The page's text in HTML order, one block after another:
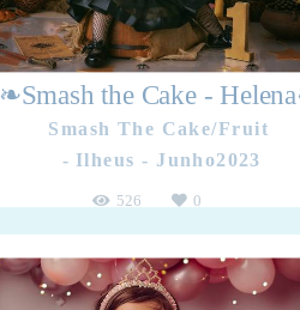
❧Smash the Cake -
Smash The Cake/Fruit
Ilheus - Junho2023
526 0